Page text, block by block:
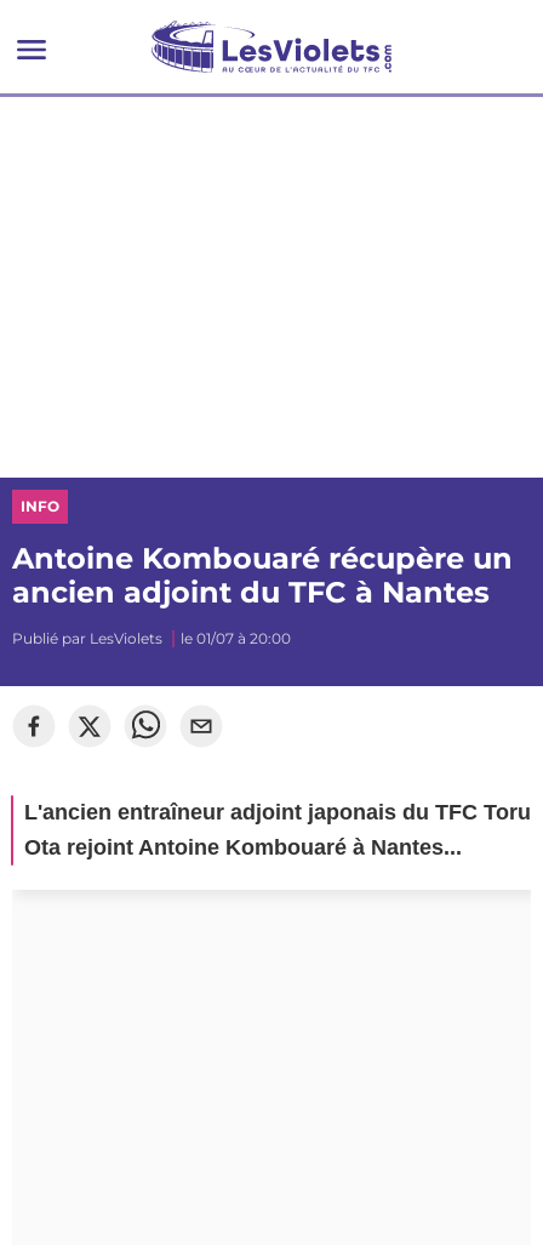
INFO
Antoine Kombouaré récupère un
ancien adjoint du TFC à Nantes
Publié par LesViolets le 01/07 à 20:00
L'ancien entraîneur adjoint japonais du TFC Toru
Ota rejoint Antoine Kombouaré à Nantes...